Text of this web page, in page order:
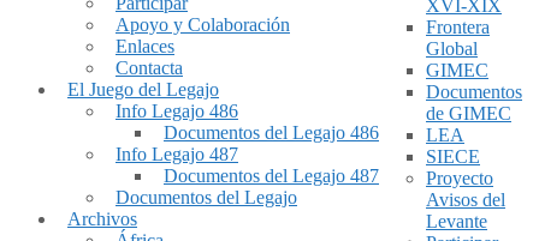
Apoyo y Colaboración
Enlaces
Contacta
El Juego del Legajo
Info Legajo 486
Documentos del Legajo 486
Info Legajo 487
Documentos del Legajo 487
Documentos del Legajo
Archivos
XVI-XIX
Frontera
Global
GIMEC
Documentos
de GIMEC
LEA
SIECE
Proyecto
Avisos del
Levante